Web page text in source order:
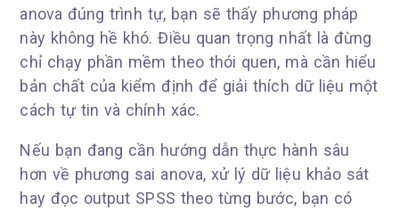
anova đúng trình tự, bạn sẽ thấy phương pháp
này không hề khó. Điều quan trọng nhất là đừng
chỉ chạy phần mềm theo thói quen, mà cần hiểu
bản chất của kiểm định để giải thích dữ liệu một
cách tự tin và chính xác.
Nếu bạn đang cần hướng dẫn thực hành sâu
hơn về phương sai anova, xử lý dữ liệu khảo sát
hay đọc output SPSS theo từng bước, bạn có